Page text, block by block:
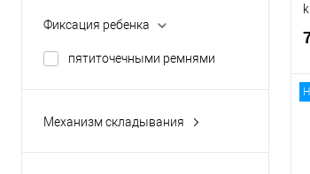
шкаф
Фиксация ребенка
пятиточечными ремнями
Механизм складывания